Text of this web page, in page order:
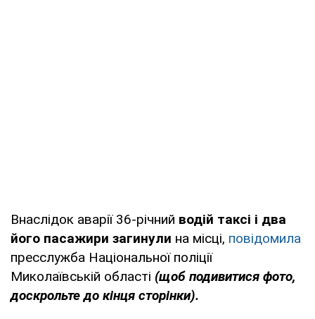
Внаслідок аварії 36-річний водій таксі і два
його пасажири загинули на місці, повідомила
пресслужба Національної поліції
Миколаївській області (щоб подивитися фото,
доскрольте до кінця сторінки).